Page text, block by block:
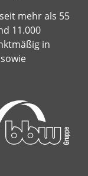
mehr als 55
11.000
in